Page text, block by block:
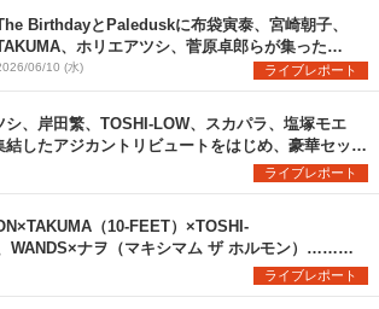
BirthdayとPaleduskに布袋寅泰、宮崎朝子、
、ホリエアツシ、菅原卓郎らが集った
祭など、ここでしか見られないセッションが実
した『ARABAKI ROCK FEST.26』2日目、濃厚
レポート！
06/10 (水) ライブレポート
シ、岸田繁、TOSHI-LOW、スカパラ、塩塚モエ
結したアジカントリビュートをはじめ、豪華セッシ
ROCK FEST.26』初日、濃厚レポート！
ライブレポート
（10-FEET）×TOSHI-
WANDS×ナヲ（マキシマム ザ ホルモン）……ス
多数実現した『ARABAKI ROCK FEST.25』初日、
ライブレポート